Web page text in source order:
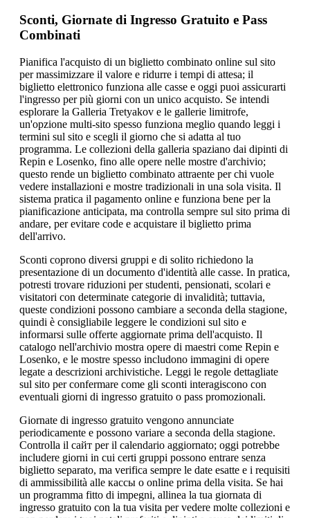
Sconti, Giornate di Ingresso Gratuito e Pass
Combinati
Pianifica l'acquisto di un biglietto combinato online sul sito
per massimizzare il valore e ridurre i tempi di attesa; il
biglietto elettronico funziona alle casse e oggi puoi assicurarti
l'ingresso per più giorni con un unico acquisto. Se intendi
esplorare la Galleria Tretyakov e le gallerie limitrofe,
un'opzione multi-sito spesso funziona meglio quando leggi i
termini sul sito e scegli il giorno che si adatta al tuo
programma. Le collezioni della galleria spaziano dai dipinti di
Repin e Losenko, fino alle opere nelle mostre d'archivio;
questo rende un biglietto combinato attraente per chi vuole
vedere installazioni e mostre tradizionali in una sola visita. Il
sistema pratica il pagamento online e funziona bene per la
pianificazione anticipata, ma controlla sempre sul sito prima di
andare, per evitare code e acquistare il biglietto prima
dell'arrivo.
Sconti coprono diversi gruppi e di solito richiedono la
presentazione di un documento d'identità alle casse. In pratica,
potresti trovare riduzioni per studenti, pensionati, scolari e
visitatori con determinate categorie di invalidità; tuttavia,
queste condizioni possono cambiare a seconda della stagione,
quindi è consigliabile leggere le condizioni sul sito e
informarsi sulle offerte aggiornate prima dell'acquisto. Il
catalogo nell'archivio mostra opere di maestri come Repin e
Losenko, e le mostre spesso includono immagini di opere
legate a descrizioni archivistiche. Leggi le regole dettagliate
sul sito per confermare come gli sconti interagiscono con
eventuali giorni di ingresso gratuito o pass promozionali.
Giornate di ingresso gratuito vengono annunciate
periodicamente e possono variare a seconda della stagione.
Controlla il сайт per il calendario aggiornato; oggi potrebbe
includere giorni in cui certi gruppi possono entrare senza
biglietto separato, ma verifica sempre le date esatte e i requisiti
di ammissibilità alle кассы o online prima della visita. Se hai
un programma fitto di impegni, allinea la tua giornata di
ingresso gratuito con la tua visita per vedere molte collezioni e